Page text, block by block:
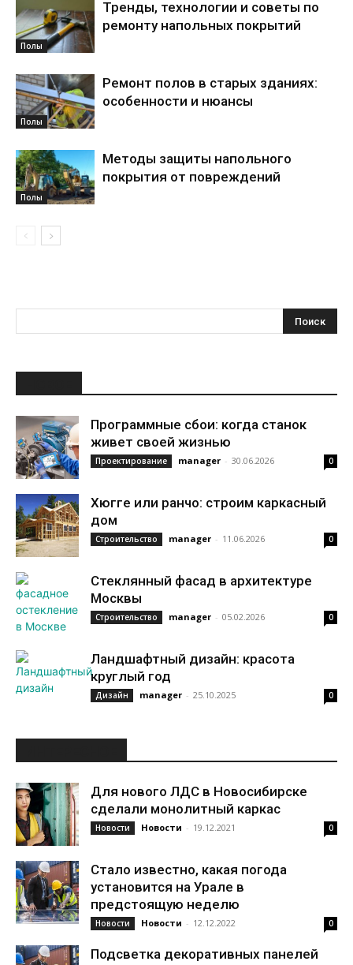
Полы
Тренды, технологии и советы по
ремонту напольных покрытий
Полы
Ремонт полов в старых зданиях:
особенности и нюансы
Полы
Методы защиты напольного
покрытия от повреждений
Программные сбои: когда станок
живет своей жизнью
Проектирование manager - 30.06.2026 0
Хюгге или ранчо: строим каркасный
дом
Строительство manager - 11.06.2026 0
Стеклянный фасад в архитектуре
Москвы
Строительство manager - 05.02.2026 0
Ландшафтный дизайн: красота
круглый год
Дизайн manager - 25.10.2025 0
Для нового ЛДС в Новосибирске
сделали монолитный каркас
Новости Новости - 19.12.2021 0
Стало известно, какая погода
установится на Урале в
предстоящую неделю
Новости Новости - 12.12.2022 0
Подсветка декоративных панелей